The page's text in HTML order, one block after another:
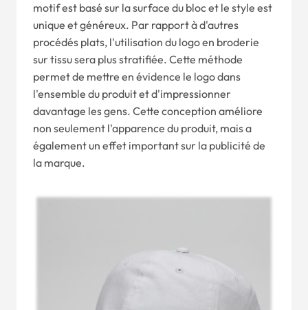
motif est basé sur la surface du bloc et le style est
unique et généreux. Par rapport à d'autres
procédés plats, l'utilisation du logo en broderie
sur tissu sera plus stratifiée. Cette méthode
permet de mettre en évidence le logo dans
l'ensemble du produit et d'impressionner
davantage les gens. Cette conception améliore
non seulement l'apparence du produit, mais a
également un effet important sur la publicité de
la marque.